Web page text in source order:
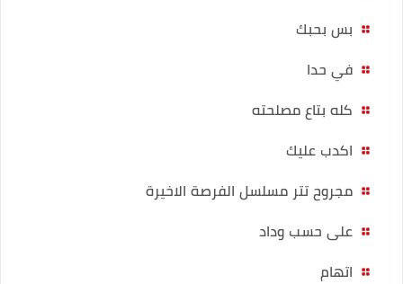
بس بحبك
في حدا
كله بتاع مصلحته
اكدب عليك
مجروح تتر مسلسل الفرصة الاخيرة
على حسب وداد
اتهام